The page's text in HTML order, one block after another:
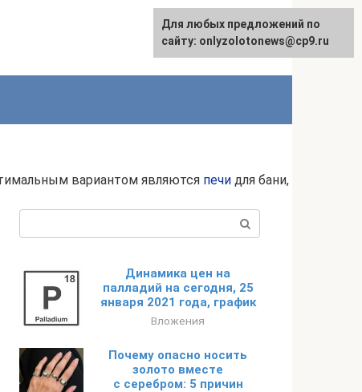
English
вариантом являются печидля бани,
Динамика цен на
палладий на сегодня, 25
января 2021 года, график
Вложения
Почему опасно носить
золото вместе
с серебром: 5 причин
Для любых предложений по
сайту: onlyzolotonews@cp9.ru